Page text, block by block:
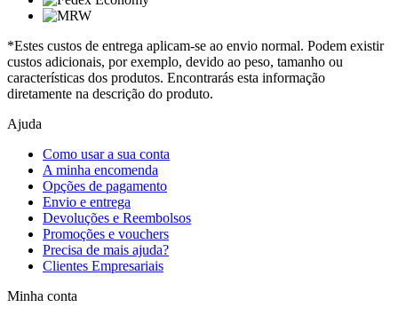
*Estes custos de entrega aplicam-se ao envio normal. Podem existir
custos adicionais, por exemplo, devido ao peso, tamanho ou
características dos produtos. Encontrarás esta informação
diretamente na descrição do produto.
Ajuda
Como usar a sua conta
A minha encomenda
Opções de pagamento
Envio e entrega
Devoluções e Reembolsos
Promoções e vouchers
Precisa de mais ajuda?
Clientes Empresariais
Minha conta